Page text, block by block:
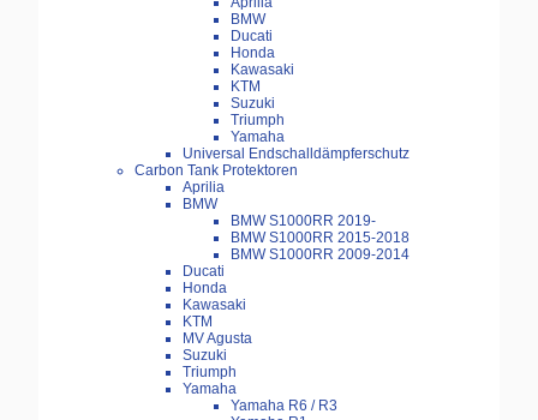
BMW
Ducati
Honda
Kawasaki
KTM
Suzuki
Triumph
Yamaha
Universal Endschalldämpferschutz
Carbon Tank Protektoren
Aprilia
BMW
BMW S1000RR 2019-
BMW S1000RR 2015-2018
BMW S1000RR 2009-2014
Ducati
Honda
Kawasaki
KTM
MV Agusta
Suzuki
Triumph
Yamaha
Yamaha R6 / R3